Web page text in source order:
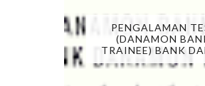
PENGALAMAN
(DANAMON
TRAINEE) BANK